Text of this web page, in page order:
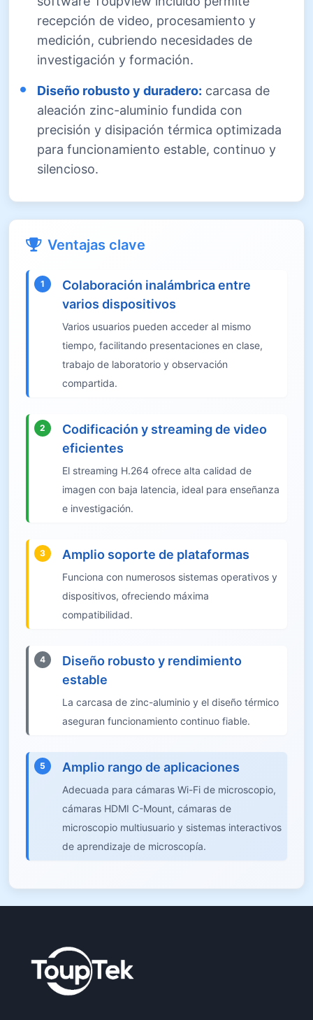
recepción de video, procesamiento y
medición, cubriendo necesidades de
investigación y formación.
Diseño robusto y duradero: carcasa de
aleación zinc-aluminio fundida con
precisión y disipación térmica optimizada
para funcionamiento estable, continuo y
silencioso.
Ventajas clave
1
Colaboración inalámbrica entre
varios dispositivos
Varios usuarios pueden acceder al mismo
tiempo, facilitando presentaciones en clase,
trabajo de laboratorio y observación
compartida.
2
Codificación y streaming de video
eficientes
El streaming H.264 ofrece alta calidad de
imagen con baja latencia, ideal para enseñanza
e investigación.
3 Amplio soporte de plataformas
Funciona con numerosos sistemas operativos y
dispositivos, ofreciendo máxima
compatibilidad.
4
Diseño robusto y rendimiento
estable
La carcasa de zinc-aluminio y el diseño térmico
aseguran funcionamiento continuo fiable.
5 Amplio rango de aplicaciones
Adecuada para cámaras Wi-Fi de microscopio,
cámaras HDMI C-Mount, cámaras de
microscopio multiusuario y sistemas interactivos
de aprendizaje de microscopía.